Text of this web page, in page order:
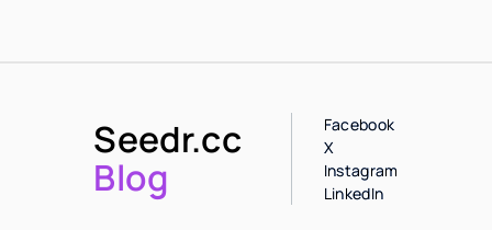
Seedr.cc
Blog
Facebook
X
Instagram
LinkedIn